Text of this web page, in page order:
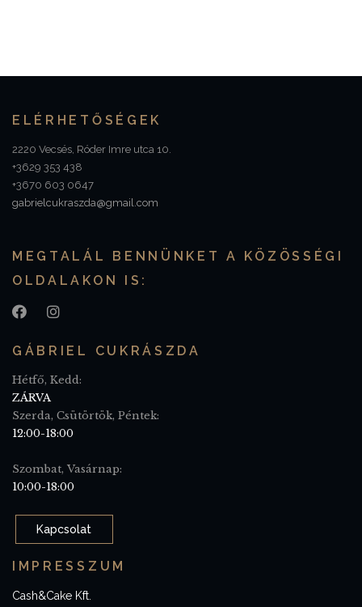
ELÉRHETŐSÉGEK
2220 Vecsés, Róder Imre utca 10.
+3629 353 438
+3670 603 0647
gabrielcukraszda@gmail.com
MEGTALÁL BENNÜNKET A KÖZÖSSÉGI
OLDALAKON IS:
GÁBRIEL CUKRÁSZDA
Hétfő, Kedd:
ZÁRVA
Szerda, Csütörtök, Péntek:
12:00-18:00
Szombat, Vasárnap:
10:00-18:00
Kapcsolat
IMPRESSZUM
Cash&Cake Kft.